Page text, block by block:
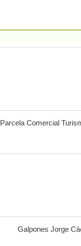
Parcela Comercial
Galpones Jorge